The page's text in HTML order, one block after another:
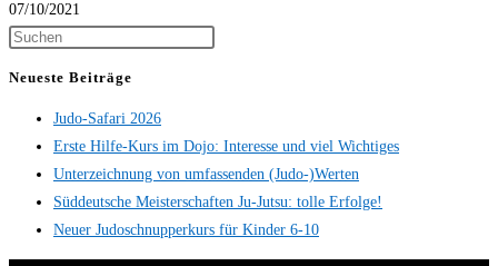
07/10/2021
Neueste Beiträge
Judo-Safari 2026
Erste Hilfe-Kurs im Dojo: Interesse und viel Wichtiges
Unterzeichnung von umfassenden (Judo-)Werten
Süddeutsche Meisterschaften Ju-Jutsu: tolle Erfolge!
Neuer Judoschnupperkurs für Kinder 6-10